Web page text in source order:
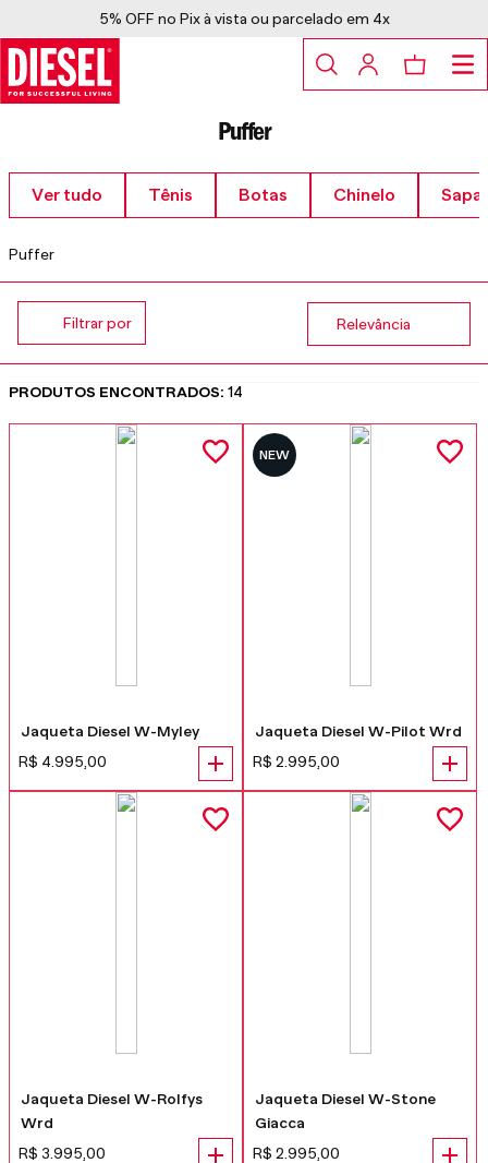
5% OFF no Pix à vista ou parcelado em 4x
Puffer
Ver tudo Tênis Botas Chinelo
Puffer
Relevância
14
Jaqueta Diesel W-Myley
R$ 4 995 00
NEW
Jaqueta Diesel W-Pilot Wrd
R$ 2 995 00
Jaqueta Diesel W-Rolfys
Wrd
R$ 3 995 00
Jaqueta Diesel W-Stone
Giacca
R$ 2 995 00